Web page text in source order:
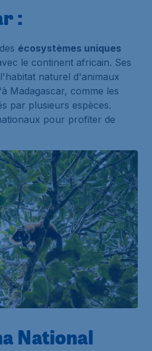
:
écosystèmes uniques
le continent africain. Ses
naturel d'animaux
Madagascar, comme les
par plusieurs espèces.
pour profiter de
National